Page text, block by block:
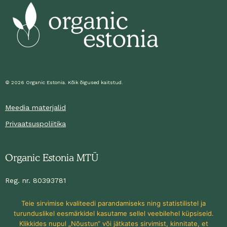
m
© 2026 Organic Estonia. Kõik õigused kaitstud.
Meedia materjalid
Privaatsuspoliitika
Organic Estonia MTÜ
Reg. nr. 80393781
EE442200 2210 6331 7755 (Swedbank)
info@organicestonia.ee
Teie sirvimise kvaliteedi parandamiseks ning statistilistel ja
turunduslikel eesmärkidel kasutame sellel veebilehel küpsiseid.
Klikkides nupul „Nõustun“ või jätkates sirvimist, kinnitate, et